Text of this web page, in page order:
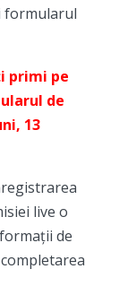
formularul
primi pe
de
13
live o
de